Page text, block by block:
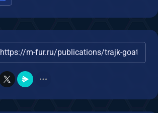
https://m-fur.ru/publications/trajk-goat/